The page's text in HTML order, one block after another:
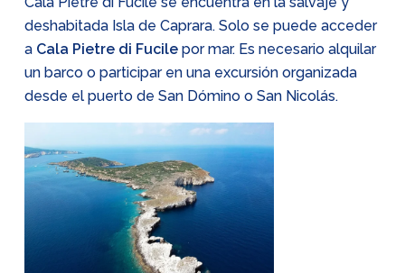
deshabitada Isla de Caprara. Solo se puede acceder
a Cala Pietre di Fucile por mar. Es necesario alquilar
un barco o participar en una excursión organizada
desde el puerto de San Dómino o San Nicolás.